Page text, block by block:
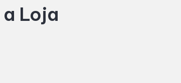
Loja